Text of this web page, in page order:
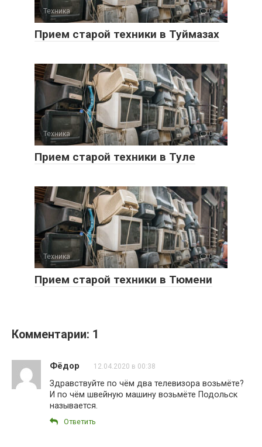
Техника 0
Прием старой техники в Туймазах
Техника 0
Прием старой техники в Туле
Техника 0
Прием старой техники в Тюмени
Комментарии: 1
Фёдор 12.04.2020 в 00:38
Здравствуйте по чём два телевизора возьмёте?
И по чём швейную машину возьмёте Подольск
называется.
Ответить